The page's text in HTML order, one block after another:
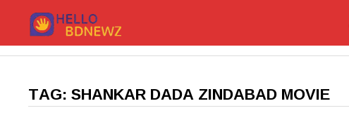
content
TAG:SHANKAR DADA ZINDABAD MOVIE